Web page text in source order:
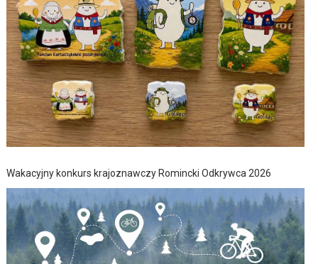
Wakacyjny konkurs krajoznawczy Romincki Odkrywca 2026